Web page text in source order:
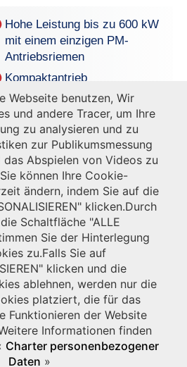
Hohe Leistung bis zu 600 kW
mit einem einzigen PM-
Antriebsriemen
Kompaktantrieb
Höhere Effizienz der
Maschine
Webseite benutzen, Wir
und andere Tracer, um Ihre
zu analysieren und zu
zur Publikumsmessung
Abspielen von Videos zu
können Ihre Cookie-
ändern, indem Sie auf die
klicken.Durch
Schaltfläche "ALLE
Sie der Hinterlegung
zu.Falls Sie auf
klicken und die
ablehnen, werden nur die
platziert, die für das
Funktionieren der Website
Informationen finden
Charter personenbezogener
Daten »